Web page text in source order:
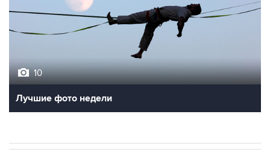
10
Лучшие фото недели